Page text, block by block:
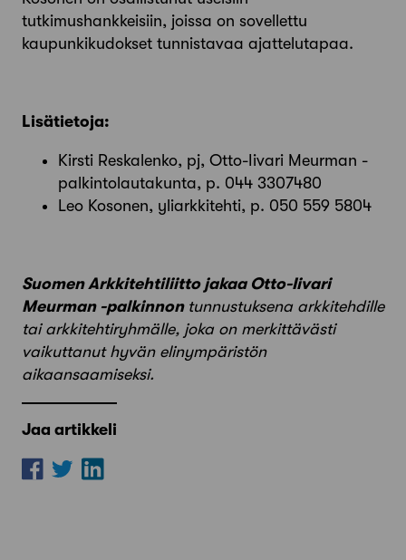
tutkimushankkeisiin, joissa on sovellettu
kaupunkikudokset tunnistavaa ajattelutapaa.
Lisätietoja:
Kirsti Reskalenko, pj, Otto-Iivari Meurman -
palkintolautakunta, p. 044 3307480
Leo Kosonen, yliarkkitehti, p. 050 559 5804
Suomen Arkkitehtiliitto jakaa Otto-Iivari
Meurman -palkinnon tunnustuksena arkkitehdille
tai arkkitehtiryhmälle, joka on merkittävästi
vaikuttanut hyvän elinympäristön
aikaansaamiseksi.
Jaa artikkeli